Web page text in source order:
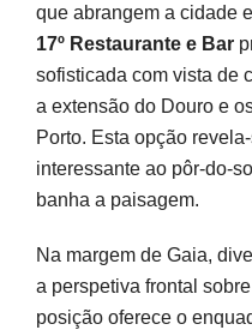
que abrangem a cidade
17º Restaurante e Bar
sofisticada com vista de
a extensão do Douro e
Porto. Esta opção
interessante ao pôr-do-
banha a paisagem.
Na margem de Gaia,
a perspetiva frontal
posição oferece o